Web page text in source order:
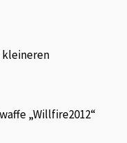
„Willfire2012“